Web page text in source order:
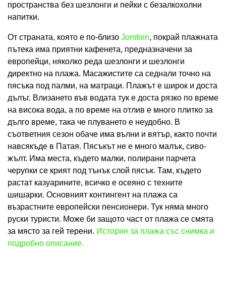
пространства без шезлонги и пейки с безалкохолни
напитки.
От страната, която е по-близо Jomtien, покрай плажната
пътека има приятни кафенета, предназначени за
европейци, няколко реда шезлонги и шезлонги
директно на плажа. Масажистите са седнали точно на
пясъка под палми, на матраци. Плажът е широк и доста
дълъг. Влизането във водата тук е доста рязко по време
на висока вода, а по време на отлив е много плитко за
дълго време, така че плуването е неудобно. В
съответния сезон обаче има вълни и вятър, както почти
навсякъде в Патая. Пясъкът не е много малък, сиво-
жълт. Има места, където малки, полирани парчета
черупки се крият под тънък слой пясък. Там, където
растат казуарините, всичко е осеяно с техните
шишарки. Основният контингент на плажа са
възрастните европейски пенсионери. Тук няма много
руски туристи. Може би защото част от плажа се смята
за място за гей терени. История за плажа със снимка и
подробно описание.